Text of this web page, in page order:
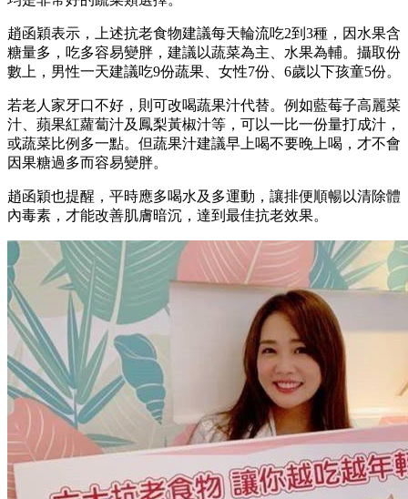
趙函穎表示，上述抗老食物建議每天輪流吃2到3種，因水果含
糖量多，吃多容易變胖，建議以蔬菜為主、水果為輔。攝取份
數上，男性一天建議吃9份蔬果、女性7份、6歲以下孩童5份。
若老人家牙口不好，則可改喝蔬果汁代替。例如藍莓子高麗菜
汁、蘋果紅蘿蔔汁及鳳梨黃椒汁等，可以一比一份量打成汁，
或蔬菜比例多一點。但蔬果汁建議早上喝不要晚上喝，才不會
因果糖過多而容易變胖。
趙函穎也提醒，平時應多喝水及多運動，讓排便順暢以清除體
內毒素，才能改善肌膚暗沉，達到最佳抗老效果。